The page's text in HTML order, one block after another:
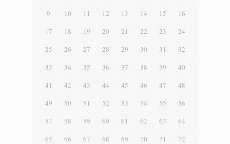
9
10 11 12 13 14 15
16
17
18 19 20 21 22 23
24
25
26 27 28 29 30 31
32
33
34 35 36 37 38 39
40
41
42 43 44 45 46 47
48
49
50 51 52 53 54 55
56
57
58 59 60 61 62 63
64
65
66 67 68 69 70 71
72